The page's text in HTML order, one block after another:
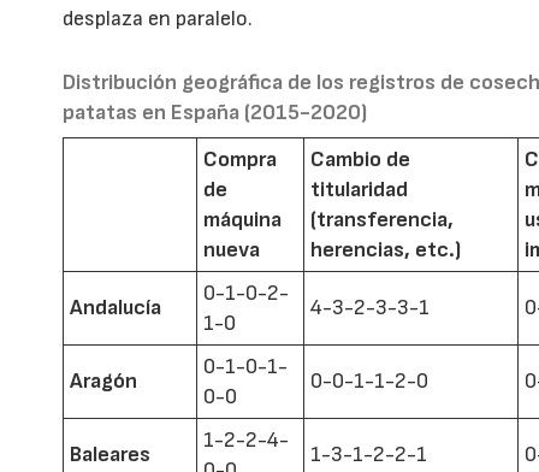
desplaza en paralelo.
Distribución geográfica de los registros de
patatas en España (2015-2020)
Compra
de
máquina
nueva
Cambio de
titularidad
(transferencia,
herencias, etc.)
Andalucía
0-1-0-2-
1-0
4-3-2-3-3-1
Aragón
0-1-0-1-
0-0
0-0-1-1-2-0
Baleares
1-2-2-4-
1-3-1-2-2-1